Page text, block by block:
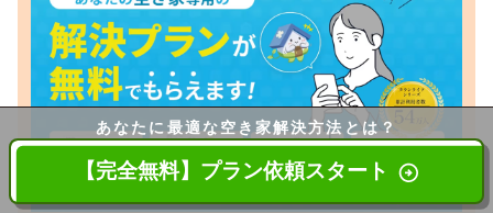
あなたに最適な空き家解決方法とは？
【完全無料】プラン依頼スタート